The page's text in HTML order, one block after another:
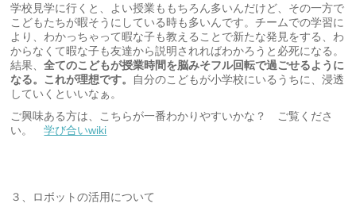
学校見学に行くと、よい授業ももちろん多いんだけど、その一方で
こどもたちが暇そうにしている時も多いんです。チームでの学習に
より、わかっちゃって暇な子も教えることで新たな発見をする、わ
からなくて暇な子も友達から説明されればわかろうと必死になる。
結果、全てのこどもが授業時間を脳みそフル回転で過ごせるように
なる。これが理想です。 自分のこどもが小学校にいるうちに、浸透
していくといいなぁ。
ご興味ある方は、こちらが一番わかりやすいかな？ ご覧くださ
い。学び合いwiki
３、ロボットの活用について